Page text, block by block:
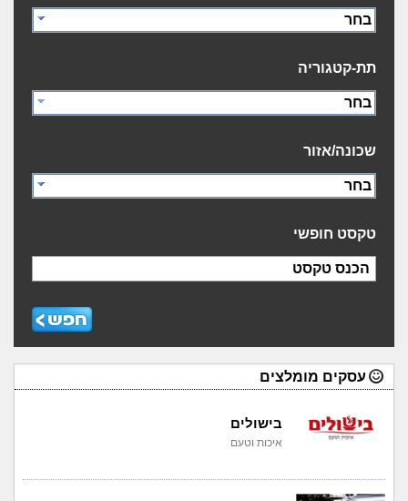
בחר
תת-קטגוריה
בחר
שכונה/אזור
בחר
טקסט חופשי
הכנס טקסט
עסקים מומלצים
בישולים
איכות וטעם